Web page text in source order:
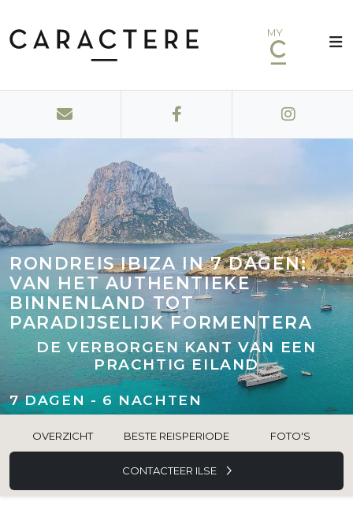
MY
RONDREIS IBIZA IN 7 DAGEN:
VAN HET AUTHENTIEKE
BINNENLAND TOT
PARADIJSELIJK FORMENTERA
DE VERBORGEN KANT VAN EEN
PRACHTIG EILAND
7 DAGEN - 6 NACHTEN
OVERZICHT BESTE REISPERIODE FOTO'S
CONTACTEER ILSE